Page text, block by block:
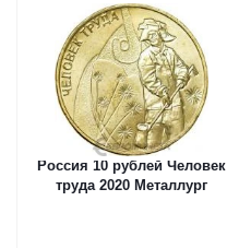
Россия 10 рублей Человек
труда 2020 Металлург